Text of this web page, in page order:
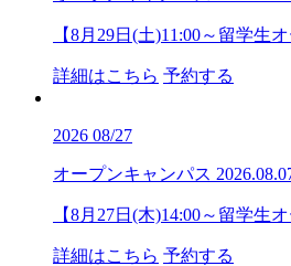
【8月29日(土)11:00～留学生
詳細はこちら 予約する
2026 08/27
オープンキャンパス
【8月27日(木)14:00～留学生
詳細はこちら 予約する